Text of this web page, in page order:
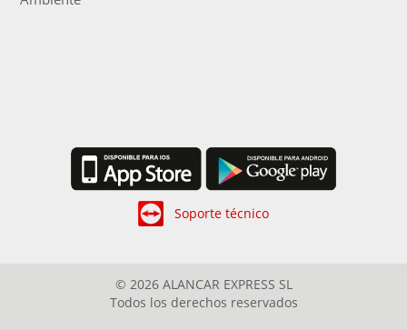
Soporte técnico
© 2026 ALANCAR EXPRESS SL
Todos los derechos reservados